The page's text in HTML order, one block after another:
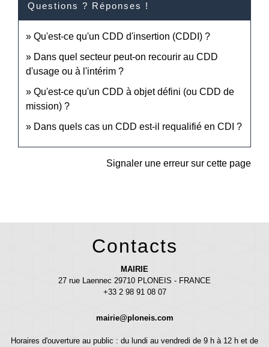
Questions ? Réponses !
Qu'est-ce qu'un CDD d'insertion (CDDI) ?
Dans quel secteur peut-on recourir au CDD
d'usage ou à l'intérim ?
Qu'est-ce qu'un CDD à objet défini (ou CDD de
mission) ?
Dans quels cas un CDD est-il requalifié en CDI ?
Signaler une erreur sur cette page
Contacts
MAIRIE
27 rue Laennec 29710 PLONEIS - FRANCE
+33 2 98 91 08 07
mairie@ploneis.com
Horaires d'ouverture au public : du lundi au vendredi de 9 h à 12 h et de